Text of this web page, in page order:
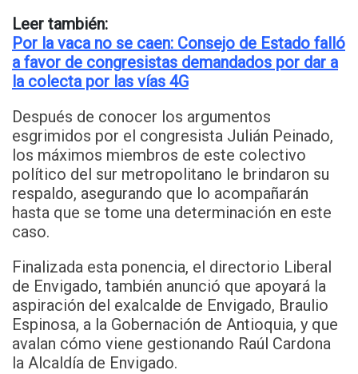
Leer también:
Por la vaca no se caen: Consejo de Estado falló
a favor de congresistas demandados por dar a
la colecta por las vías 4G
Después de conocer los argumentos
esgrimidos por el congresista Julián Peinado,
los máximos miembros de este colectivo
político del sur metropolitano le brindaron su
respaldo, asegurando que lo acompañarán
hasta que se tome una determinación en este
caso.
Finalizada esta ponencia, el directorio Liberal
de Envigado, también anunció que apoyará la
aspiración del exalcalde de Envigado, Braulio
Espinosa, a la Gobernación de Antioquia, y que
avalan cómo viene gestionando Raúl Cardona
la Alcaldía de Envigado.